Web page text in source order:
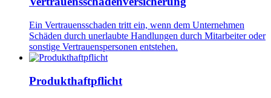
Ein Vertrauensschaden tritt ein, wenn dem Unternehmen
Schäden durch unerlaubte Handlungen durch Mitarbeiter oder
sonstige Vertrauenspersonen entstehen.
Produkthaftpflicht